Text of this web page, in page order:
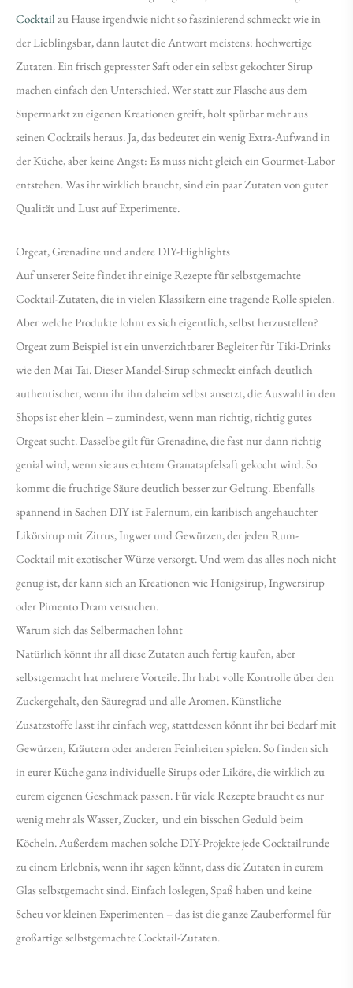
Cocktail zu Hause irgendwie nicht so faszinierend schmeckt wie in
der Lieblingsbar, dann lautet die Antwort meistens: hochwertige
Zutaten. Ein frisch gepresster Saft oder ein selbst gekochter Sirup
machen einfach den Unterschied. Wer statt zur Flasche aus dem
Supermarkt zu eigenen Kreationen greift, holt spürbar mehr aus
seinen Cocktails heraus. Ja, das bedeutet ein wenig Extra-Aufwand in
der Küche, aber keine Angst: Es muss nicht gleich ein Gourmet-Labor
entstehen. Was ihr wirklich braucht, sind ein paar Zutaten von guter
Qualität und Lust auf Experimente.
Orgeat, Grenadine und andere DIY-Highlights
Auf unserer Seite findet ihr einige Rezepte für selbstgemachte
Cocktail-Zutaten, die in vielen Klassikern eine tragende Rolle spielen.
Aber welche Produkte lohnt es sich eigentlich, selbst herzustellen?
Orgeat zum Beispiel ist ein unverzichtbarer Begleiter für Tiki-Drinks
wie den Mai Tai. Dieser Mandel-Sirup schmeckt einfach deutlich
authentischer, wenn ihr ihn daheim selbst ansetzt, die Auswahl in den
Shops ist eher klein – zumindest, wenn man richtig, richtig gutes
Orgeat sucht. Dasselbe gilt für Grenadine, die fast nur dann richtig
genial wird, wenn sie aus echtem Granatapfelsaft gekocht wird. So
kommt die fruchtige Säure deutlich besser zur Geltung. Ebenfalls
spannend in Sachen DIY ist Falernum, ein karibisch angehauchter
Likörsirup mit Zitrus, Ingwer und Gewürzen, der jeden Rum-
Cocktail mit exotischer Würze versorgt. Und wem das alles noch nicht
genug ist, der kann sich an Kreationen wie Honigsirup, Ingwersirup
oder Pimento Dram versuchen.
Warum sich das Selbermachen lohnt
Natürlich könnt ihr all diese Zutaten auch fertig kaufen, aber
selbstgemacht hat mehrere Vorteile. Ihr habt volle Kontrolle über den
Zuckergehalt, den Säuregrad und alle Aromen. Künstliche
Zusatzstoffe lasst ihr einfach weg, stattdessen könnt ihr bei Bedarf mit
Gewürzen, Kräutern oder anderen Feinheiten spielen. So finden sich
in eurer Küche ganz individuelle Sirups oder Liköre, die wirklich zu
eurem eigenen Geschmack passen. Für viele Rezepte braucht es nur
wenig mehr als Wasser, Zucker, und ein bisschen Geduld beim
Köcheln. Außerdem machen solche DIY-Projekte jede Cocktailrunde
zu einem Erlebnis, wenn ihr sagen könnt, dass die Zutaten in eurem
Glas selbstgemacht sind. Einfach loslegen, Spaß haben und keine
Scheu vor kleinen Experimenten – das ist die ganze Zauberformel für
großartige selbstgemachte Cocktail-Zutaten.